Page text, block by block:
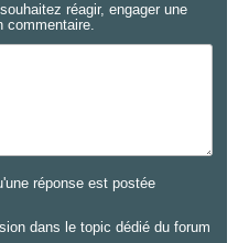
réagir, engager une
commentaire.
réponse est postée
dans le topic dédié du forum